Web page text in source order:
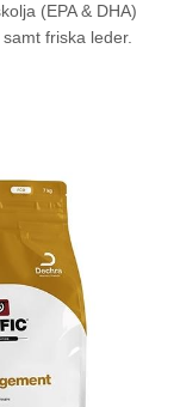
(EPA & DHA)
friska leder.